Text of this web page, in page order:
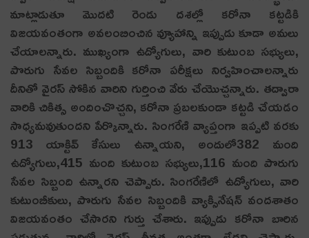
మాట్లాడుతూ మొదటి రెండు దశల్లో కరోనా కట్టడికి
విజయవంతంగా అవలంబించిన వ్యూహాన్ని ఇప్పుడు కూడా అమలు
చేయాలన్నారు. ముఖ్యంగా ఉద్యోగులు, వారి కుటుంబ సభ్యులు,
పొరుగు సేవల సిబ్బందికి కరోనా పరీక్షలు నిర్వహించాలన్నారు
దీనితో వైరస్ సోకిన వారిని గుర్తించి వేరు చేయొచ్చన్నారు. తద్వారా
వారికి చికిత్స అందించొచ్చని, కరోనా ప్రబలకుండా కట్టడి చేయడం
సాధ్యమవుతుందని పేర్కొన్నారు. సింగరేణి వ్యాప్తంగా ఇప్పటి వరకు
913 యాక్టివ్ కేసులు ఉన్నాయని, అందులో382 మంది
ఉద్యోగులు,415 మంది కుటుంబ సభ్యులు,116 మంది పొరుగు
సేవల సిబ్బంది ఉన్నారని చెప్పారు. సింగరేణిలో ఉద్యోగులు, వారి
కుటుంబీకులు, పొరుగు సేవల సిబ్బందికి వ్యాక్సినేషన్ వందశాతం
విజయవంతం చేసారని గుర్తు చేశారు. ఇప్పుడు కరోనా బారిన